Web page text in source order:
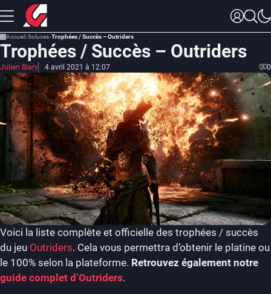
Accueil Soluces Trophées / Succès – Outriders
Trophées / Succès – Outriders
Julien Blary 4 avril 2021 à 12:07 0
Voici la liste complète et officielle des trophées / succès
du jeu Outriders. Cela vous permettra d’obtenir le platine ou
le 100% selon la plateforme. Retrouvez également notre
guide complet d’Outriders.